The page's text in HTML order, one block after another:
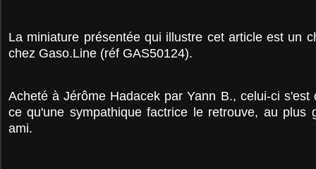
La miniature présentée qui illustre cet article est un
chez Gaso.Line (réf GAS50124).
Acheté à Jérôme Hadacek par Yann B., celui-ci s'est
ce qu'une sympathique factrice le retrouve, au plus
ami.